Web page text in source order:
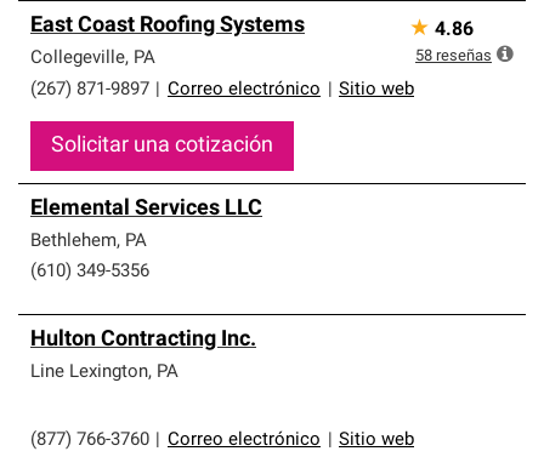
East Coast Roofing Systems
Collegeville, PA
(267) 871-9897
Correo electrónico Sitio web
Solicitar una cotización
★ 4.86
58 reseñas
Elemental Services LLC
Bethlehem, PA
(610) 349-5356
Hulton Contracting Inc.
Line Lexington, PA
(877) 766-3760 Correo electrónico Sitio web